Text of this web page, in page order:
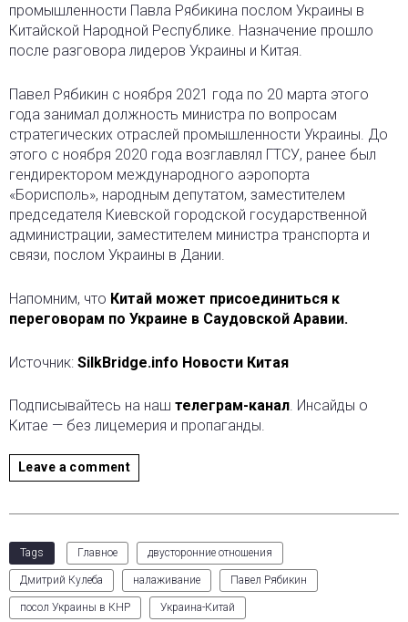
промышленности Павла Рябикина послом Украины в
Китайской Народной Республике. Назначение прошло
после разговора лидеров Украины и Китая.
Павел Рябикин с ноября 2021 года по 20 марта этого
года занимал должность министра по вопросам
стратегических отраслей промышленности Украины. До
этого с ноября 2020 года возглавлял ГТСУ, ранее был
гендиректором международного аэропорта
«Борисполь», народным депутатом, заместителем
председателя Киевской городской государственной
администрации, заместителем министра транспорта и
связи, послом Украины в Дании.
Напомним, что Китай может присоединиться к
переговорам по Украине в Саудовской Аравии.
Источник: SilkBridge.info Новости Китая
Подписывайтесь на наш телеграм-канал . Инсайды о
Китае — без лицемерия и пропаганды.
Leave a comment
Tags Главное двусторонние отношения
Дмитрий Кулеба налаживание Павел Рябикин
посол Украины в КНР Украина-Китай